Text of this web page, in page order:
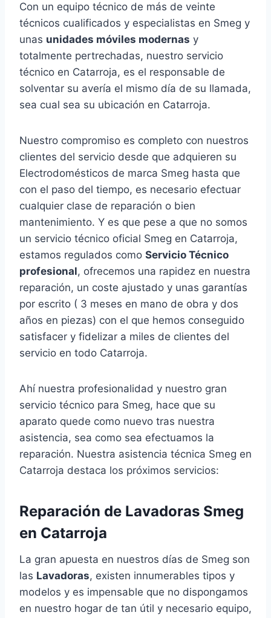
Con un equipo técnico de más de veinte
técnicos cualificados y especialistas en Smeg y
unas unidades móviles modernas y
totalmente pertrechadas, nuestro servicio
técnico en Catarroja, es el responsable de
solventar su avería el mismo día de su llamada,
sea cual sea su ubicación en Catarroja.
Nuestro compromiso es completo con nuestros
clientes del servicio desde que adquieren su
Electrodomésticos de marca Smeg hasta que
con el paso del tiempo, es necesario efectuar
cualquier clase de reparación o bien
mantenimiento. Y es que pese a que no somos
un servicio técnico oficial Smeg en Catarroja,
estamos regulados como Servicio Técnico
profesional, ofrecemos una rapidez en nuestra
reparación, un coste ajustado y unas garantías
por escrito ( 3 meses en mano de obra y dos
años en piezas) con el que hemos conseguido
satisfacer y fidelizar a miles de clientes del
servicio en todo Catarroja.
Ahí nuestra profesionalidad y nuestro gran
servicio técnico para Smeg, hace que su
aparato quede como nuevo tras nuestra
asistencia, sea como sea efectuamos la
reparación. Nuestra asistencia técnica Smeg en
Catarroja destaca los próximos servicios:
Reparación de Lavadoras Smeg
en Catarroja
La gran apuesta en nuestros días de Smeg son
las Lavadoras, existen innumerables tipos y
modelos y es impensable que no dispongamos
en nuestro hogar de tan útil y necesario equipo,